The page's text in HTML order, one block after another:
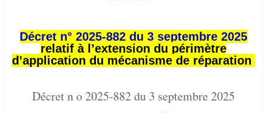
Décret n° 2025-882 du 3 septembre 2025
relatif à l’extension du périmètre
d’application du mécanisme de réparation
Décret n o 2025-882 du 3 septembre 2025